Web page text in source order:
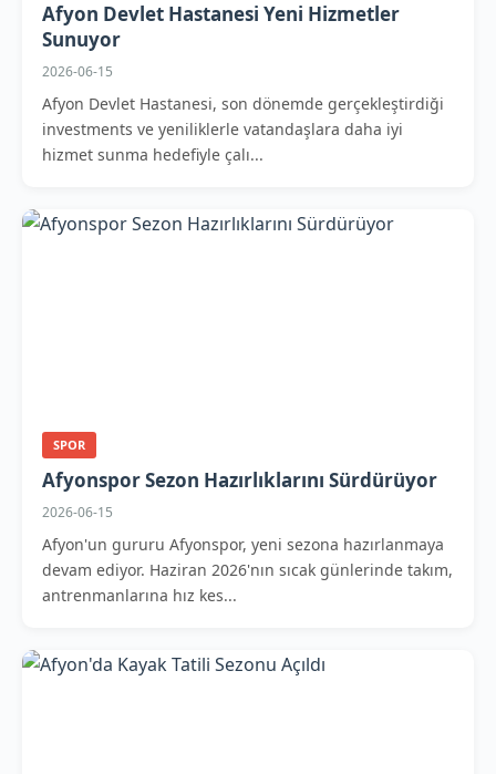
Afyon Devlet Hastanesi Yeni Hizmetler
Sunuyor
2026-06-15
Afyon Devlet Hastanesi, son dönemde gerçekleştirdiği
investments ve yeniliklerle vatandaşlara daha iyi
hizmet sunma hedefiyle çalı...
SPOR
Afyonspor Sezon Hazırlıklarını Sürdürüyor
2026-06-15
Afyon'un gururu Afyonspor, yeni sezona hazırlanmaya
devam ediyor. Haziran 2026'nın sıcak günlerinde takım,
antrenmanlarına hız kes...